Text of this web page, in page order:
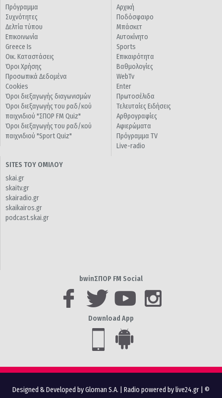
Πρόγραμμα
Συχνότητες
Δελτία τύπου
Επικοινωνία
Greece Is
Οικ. Καταστάσεις
Όροι Χρήσης
Προσωπικά Δεδομένα
Cookies
Όροι διεξαγωγής διαγωνισμών
Όροι διεξαγωγής του ραδ/κού
παιχνιδιού "ΣΠΟΡ FM Quiz"
Όροι διεξαγωγής του ραδ/κού
παιχνιδιού "Sport Quiz"
Αρχική
Ποδόσφαιρο
Μπάσκετ
Αυτοκίνητο
Sports
Επικαιρότητα
Βαθμολογίες
WebTv
Enter
Πρωτοσέλιδα
Τελευταίες Ειδήσεις
Αρθρογραφίες
Αφιερώματα
Πρόγραμμα TV
Live-radio
SITES ΤΟΥ ΟΜΙΛΟΥ
skai.gr
skaitv.gr
skairadio.gr
skaikairos.gr
podcast.skai.gr
bwinΣΠΟΡ FM Social
Download App
Designed & Developed by Gloman S.A. Radio powered by live24.gr | ©